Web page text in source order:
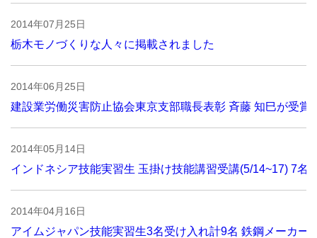
2014年07月25日
栃木モノづくりな人々に掲載されました
2014年06月25日
建設業労働災害防止協会東京支部職長表彰 斉藤 知巳が受賞
2014年05月14日
インドネシア技能実習生 玉掛け技能講習受講(5/14~17) 7名
2014年04月16日
アイムジャパン技能実習生3名受け入れ計9名 鉄鋼メーカー